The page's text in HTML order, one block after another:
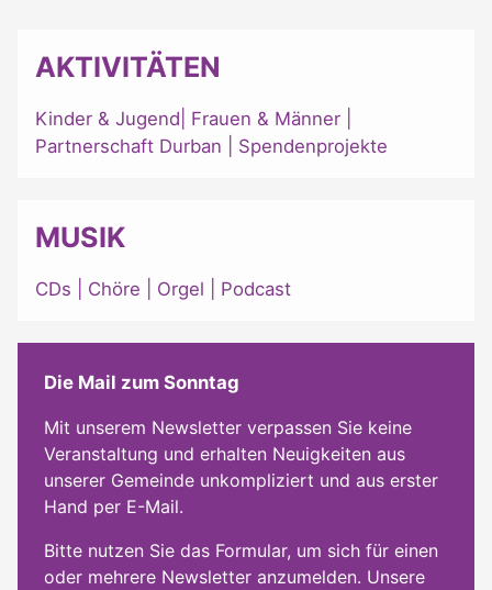
AKTIVITÄTEN
Kinder & Jugend Frauen & Männer
Partnerschaft Durban
Spendenprojekte
MUSIK
CDs Chöre Orgel Podcast
Die Mail zum Sonntag
Mit unserem Newsletter verpassen Sie keine
Veranstaltung und erhalten Neuigkeiten aus
unserer Gemeinde unkompliziert und aus erster
Hand per E-Mail.
Bitte nutzen Sie das Formular, um sich für einen
oder mehrere Newsletter anzumelden. Unsere